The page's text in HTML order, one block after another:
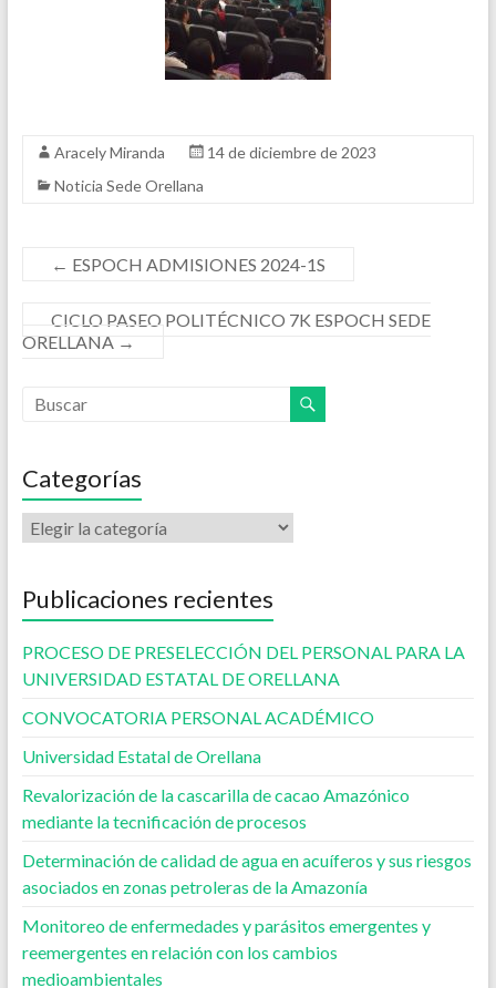
Aracely Miranda
14 de diciembre de 2023
Noticia Sede Orellana
← ESPOCH ADMISIONES 2024-1S
CICLO PASEO POLITÉCNICO 7K ESPOCH SEDE
ORELLANA →
Categorías
Publicaciones recientes
PROCESO DE PRESELECCIÓN DEL PERSONAL PARA LA
UNIVERSIDAD ESTATAL DE ORELLANA
CONVOCATORIA PERSONAL ACADÉMICO
Universidad Estatal de Orellana
Revalorización de la cascarilla de cacao Amazónico
mediante la tecnificación de procesos
Determinación de calidad de agua en acuíferos y sus riesgos
asociados en zonas petroleras de la Amazonía
Monitoreo de enfermedades y parásitos emergentes y
reemergentes en relación con los cambios
medioambientales